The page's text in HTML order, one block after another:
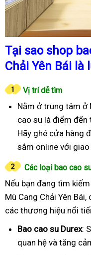
Tại sao shop
Chải Yên Bái là
Vị trí dễ tìm
Nằm ở trung tâm ở
cao su là điểm đến
Hãy ghé cửa hàng
sắm online với
Các loại bao cao
Nếu bạn đang tìm
Mù Cang Chải Yên
các thương hiệu nổi
Bao cao su Durex:
quan hệ và tăng